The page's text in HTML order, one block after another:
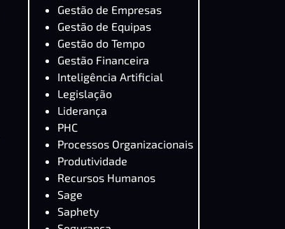
Gestão de Empresas
Gestão de Equipas
Gestão do Tempo
Gestão Financeira
Inteligência Artificial
Legislação
Liderança
PHC
Processos Organizacionais
Produtividade
Recursos Humanos
Sage
Saphety